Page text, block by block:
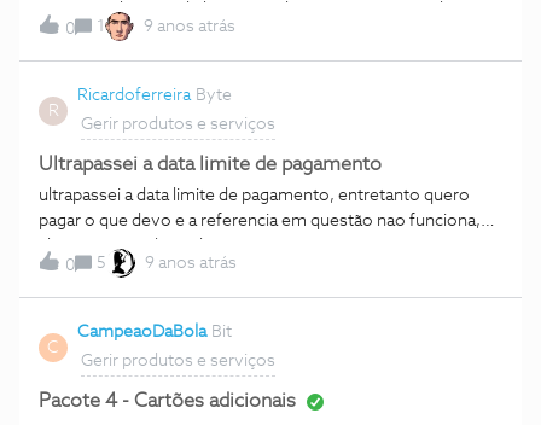
que só tenho 3GB de limite. tendo em conta que ainda não a
liguei este mês, Porquê isso acontece? o número de
telefone da placa de banda larga é: 9xxxxxxxx
0 1 9 anos atrás
R
Ricardoferreira Byte
Gerir produtos e serviços
Ultrapassei a data limite de pagamento
ultrapassei a data limite de pagamento, entretanto quero
pagar o que devo e a referencia em questão nao funciona,
alguém me pode ajudar
0
5 9 anos atrás
C
CampeaoDaBola Bit
Gerir produtos e serviços
Pacote 4 - Cartões adicionais